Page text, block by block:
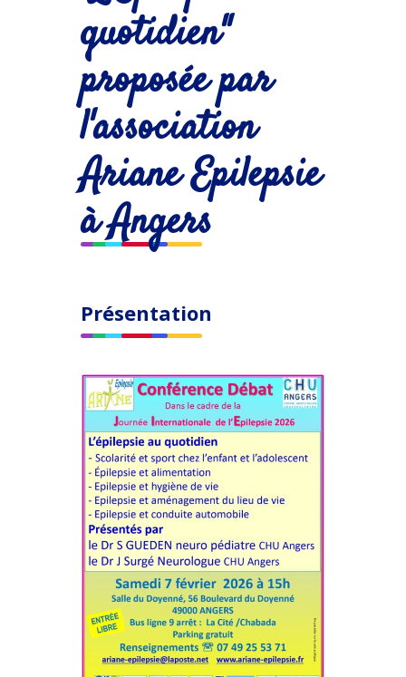
quotidien"
proposée par
l'association
Ariane Epilepsie
à Angers
Présentation